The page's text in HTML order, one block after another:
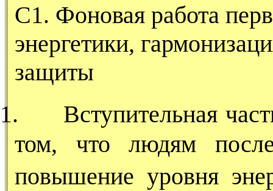
С1. Фоновая работа
энергетики,
защиты
1.
Вступительная
том, что людям
повышение уровня